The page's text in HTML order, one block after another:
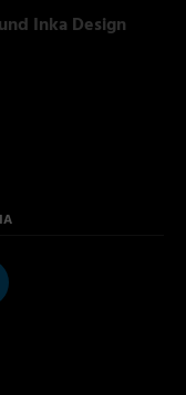
Inka Design